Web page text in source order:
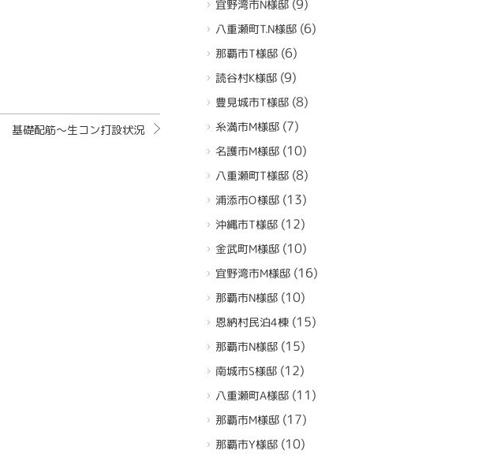
基礎配筋～生コン打設状況
宜野湾市N様邸(9)
八重瀬町T.N様邸(6)
那覇市T様邸(6)
読谷村K様邸(9)
豊見城市T様邸(8)
糸満市M様邸(7)
名護市M様邸(10)
八重瀬町T様邸(8)
浦添市O様邸(13)
沖縄市T様邸(12)
金武町M様邸(10)
宜野湾市M様邸(16)
那覇市N様邸(10)
恩納村民泊4棟(15)
那覇市N様邸(15)
南城市S様邸(12)
八重瀬町A様邸(11)
那覇市M様邸(17)
那覇市Y様邸(10)